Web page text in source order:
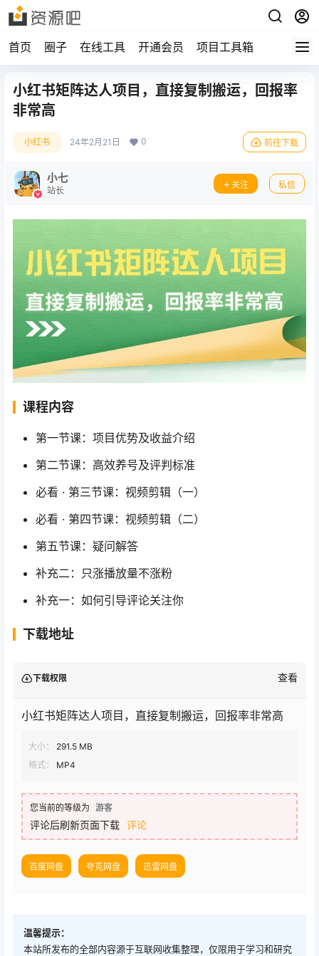
首页 圈子 在线工具 开通会员 项目工具箱
小红书矩阵达人项目，直接复制搬运，回报率
非常高
小红书 24年2月21日 0 前往下载
小七
站长
关注 私信
课程内容
第一节课：项目优势及收益介绍
第二节课：高效养号及评判标准
必看 · 第三节课：视频剪辑（一）
必看 · 第四节课：视频剪辑（二）
第五节课：疑问解答
补充二：只涨播放量不涨粉
补充一：如何引导评论关注你
下载地址
下载权限 查看
小红书矩阵达人项目，直接复制搬运，回报率非常高
大小：
291.5 MB
格式：
MP4
您当前的等级为 游客
评论后刷新页面下载 评论
百度网盘 夸克网盘 迅雷网盘
温馨提示：
本站所发布的全部内容源于互联网收集整理，仅限用于学习和研究